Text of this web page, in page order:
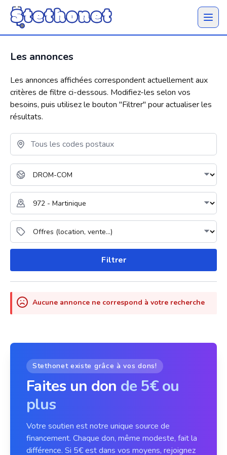
Ouvrir
Les annonces
Les annonces affichées correspondent actuellement aux
critères de filtre ci-dessous. Modifiez-les selon vos
besoins, puis utilisez le bouton "Filtrer" pour actualiser les
résultats.
Filtrer
Aucune annonce ne correspond à votre recherche
Stethonet existe grâce à vos dons!
Faites un don de 5€ ou
plus
Votre soutien est notre unique source de
financement. Chaque don, même modeste, fait la
différence. Si 5€ est dans vos moyens, rejoignez